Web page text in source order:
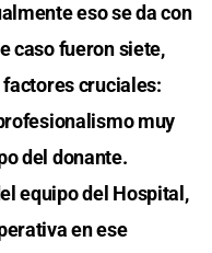
eso se da con
caso fueron siete,
factores cruciales:
muy
del donante.
equipo del Hospital,
en ese